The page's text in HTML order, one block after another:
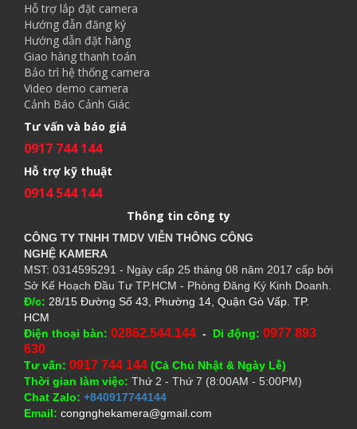
Hỗ trợ lắp đặt camera
Hướng đẫn đăng ký
Hướng dẫn đặt hàng
Giao hàng thanh toán
Bảo trì hệ thống camera
Video demo camera
Cảnh Báo Cảnh Giác
Tư vấn và báo giá
0917 744 144
Hỗ trợ kỹ thuật
0914 544 144
Thông tin công ty
CÔNG TY TNHH TMDV VIỄN THÔNG CÔNG
NGHỆ KAMERA
MST: 0314595291 - Ngày cấp 25 tháng 08 năm 2017 cấp bởi
Sở Kế Hoạch Đầu Tư TP.HCM - Phòng Đăng Ký Kinh Doanh.
Đ/c: 28/15 Đường Số 43, Phường 14, Quận Gò Vấp. TP.
HCM
Điện thoại bàn: 02862.544.144 - Di động: 0977 893
630
Tư vấn: 0917 744 144 (Cả Chủ Nhật & Ngày Lễ)
Thời gian làm việc: Thứ 2 - Thứ 7 (8:00AM - 5:00PM)
Chat Zalo: +840917744144
Email: congnghekamera@gmail.com